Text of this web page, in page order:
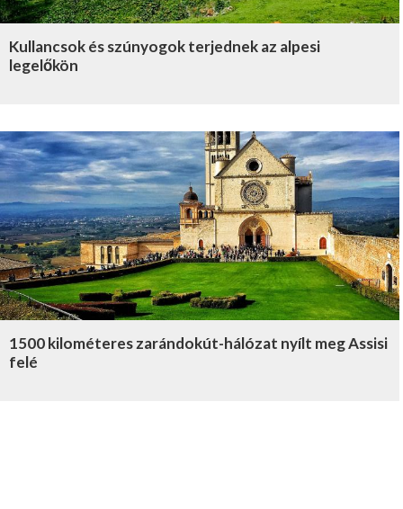
Kullancsok és szúnyogok terjednek az alpesi
legelőkön
1500 kilométeres zarándokút-hálózat nyílt meg Assisi
felé